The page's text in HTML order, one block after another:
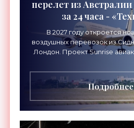
перелет из
за 24 часа -
В 2027 году откроется
воздушных перевозок из
Лондон. Проект Sunrise
длительностью
Подробнее